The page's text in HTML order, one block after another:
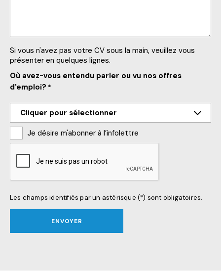
Si vous n'avez pas votre CV sous la main, veuillez vous
présenter en quelques lignes.
Où avez-vous entendu parler ou vu nos offres
d'emploi? *
Je désire m'abonner à l’infolettre
Les champs identifiés par un astérisque (*) sont obligatoires.
ENVOYER